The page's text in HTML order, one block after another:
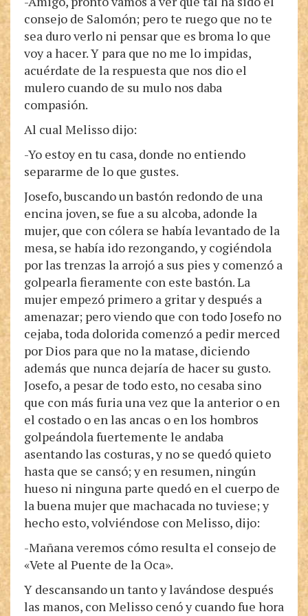
consejo de Salomón; pero te ruego que no te
sea duro verlo ni pensar que es broma lo que
voy a hacer. Y para que no me lo impidas,
acuérdate de la respuesta que nos dio el
mulero cuando de su mulo nos daba
compasión.
Al cual Melisso dijo:
-Yo estoy en tu casa, donde no entiendo
separarme de lo que gustes.
Josefo, buscando un bastón redondo de una
encina joven, se fue a su alcoba, adonde la
mujer, que con cólera se había levantado de la
mesa, se había ido rezongando, y cogiéndola
por las trenzas la arrojó a sus pies y comenzó a
golpearla fieramente con este bastón. La
mujer empezó primero a gritar y después a
amenazar; pero viendo que con todo Josefo no
cejaba, toda dolorida comenzó a pedir merced
por Dios para que no la matase, diciendo
además que nunca dejaría de hacer su gusto.
Josefo, a pesar de todo esto, no cesaba sino
que con más furia una vez que la anterior o en
el costado o en las ancas o en los hombros
golpeándola fuertemente le andaba
asentando las costuras, y no se quedó quieto
hasta que se cansó; y en resumen, ningún
hueso ni ninguna parte quedó en el cuerpo de
la buena mujer que machacada no tuviese; y
hecho esto, volviéndose con Melisso, dijo:
-Mañana veremos cómo resulta el consejo de
«Vete al Puente de la Oca».
Y descansando un tanto y lavándose después
las manos, con Melisso cenó y cuando fue hora